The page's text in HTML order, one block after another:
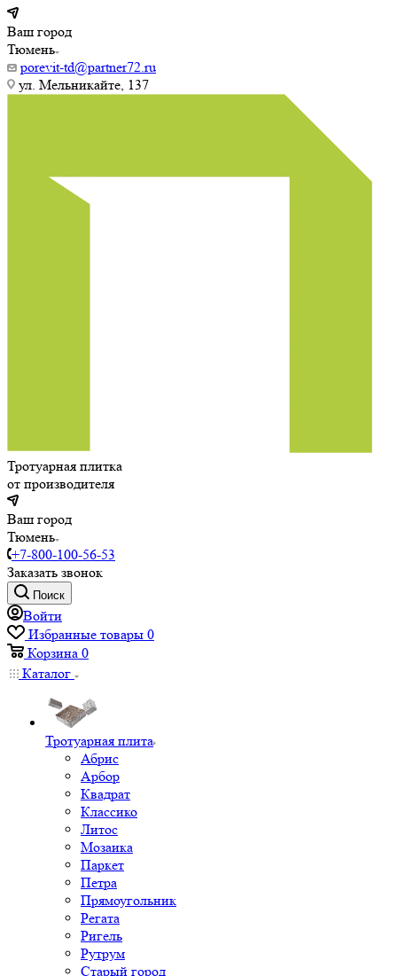
Ваш город
Тюмень
porevit-td@partner72.ru
ул. Мельникайте, 137
Тротуарная плитка
от производителя
Ваш город
Тюмень
+7-800-100-56-53
Заказать звонок
Поиск
Войти
Избранные товары 0
Корзина 0
Каталог
Тротуарная плита
Абрис
Арбор
Квадрат
Классико
Литос
Мозаика
Паркет
Петра
Прямоугольник
Регата
Ригель
Рутрум
Старый город